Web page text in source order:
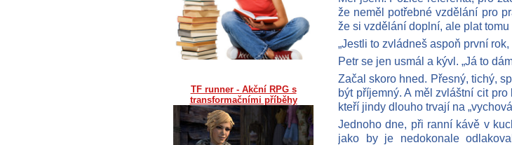
že neměl potřebné vzdělání pro
že si vzdělání doplní, ale plat
„Jestli to zvládneš aspoň první
Petr se jen usmál a kývl. „Já to
Začal skoro hned. Přesný, tichý,
být příjemný. A měl zvláštní cit
kteří jindy dlouho trvají na
Jednoho dne, při ranní kávě v
jako by je nedokonale
TF runner - Akční RPG s
transformačními příběhy